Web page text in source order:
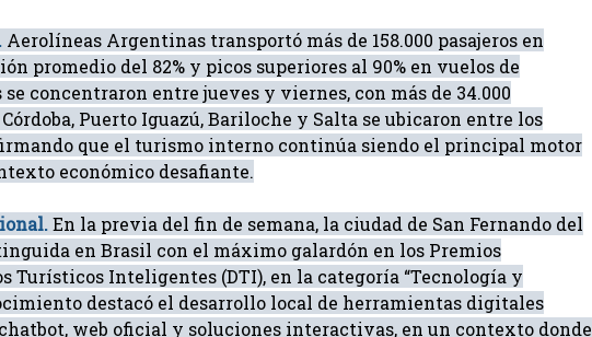
Aerolíneas Argentinas transportó más de 158.000 pasajeros en
promedio del 82% y picos superiores al 90% en vuelos de
concentraron entre jueves y viernes, con más de 34.000
Puerto Iguazú, Bariloche y Salta se ubicaron entre los
que el turismo interno continúa siendo el principal motor
económico desafiante.
En la previa del fin de semana, la ciudad de San Fernando del
en Brasil con el máximo galardón en los Premios
Turísticos Inteligentes (DTI), en la categoría “Tecnología y
destacó el desarrollo local de herramientas digitales
web oficial y soluciones interactivas, en un contexto donde